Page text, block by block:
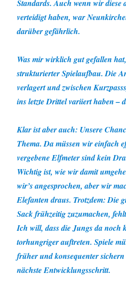
Standards. Auch wenn wir diese
verteidigt haben, war
darüber gefährlich.
Was mir wirklich gut gefallen
strukturierter Spielaufbau. Die
verlagert und zwischen
ins letzte Drittel variiert haben –
Klar ist aber auch: Unsere
Thema. Da müssen wir einfach
vergebene Elfmeter sind kein
Wichtig ist, wie wir damit
wir’s angesprochen, aber wir
Elefanten draus. Trotzdem: Die
Sack frühzeitig zuzumachen,
Ich will, dass die Jungs da noch
torhungriger auftreten. Spiele
früher und konsequenter
nächste Entwicklungsschritt.